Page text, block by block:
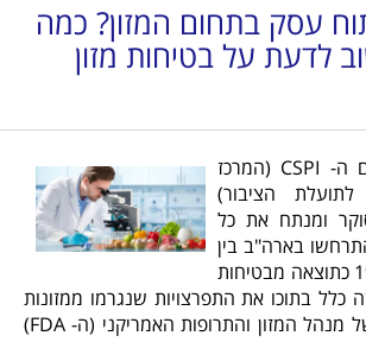
עסק בתחום המזון? כמה
לדעת על בטיחות מזון
בשנת 2009 פרסם ה- CSPI (המרכז
הציבור)
ומנתח את כל
בארה"ב בין
השנים 2006- 1990 כתוצאה מבטיחות
כלל בתוכו את התפרצויות שנגרמו ממזונות
שהיו תחת פיקוח של מנהל המזון והתרופות האמריקני (ה- FDA)